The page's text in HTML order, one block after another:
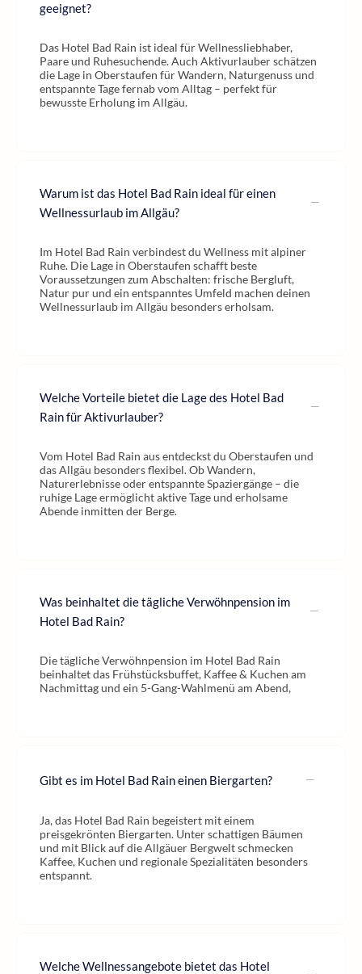
geeignet?
Das Hotel Bad Rain ist ideal für Wellnessliebhaber,
Paare und Ruhesuchende. Auch Aktivurlauber schätzen
die Lage in Oberstaufen für Wandern, Naturgenuss und
entspannte Tage fernab vom Alltag – perfekt für
bewusste Erholung im Allgäu.
Warum ist das Hotel Bad Rain ideal für einen
Wellnessurlaub im Allgäu?
Im Hotel Bad Rain verbindest du Wellness mit alpiner
Ruhe. Die Lage in Oberstaufen schafft beste
Voraussetzungen zum Abschalten: frische Bergluft,
Natur pur und ein entspanntes Umfeld machen deinen
Wellnessurlaub im Allgäu besonders erholsam.
Welche Vorteile bietet die Lage des Hotel Bad
Rain für Aktivurlauber?
Vom Hotel Bad Rain aus entdeckst du Oberstaufen und
das Allgäu besonders flexibel. Ob Wandern,
Naturerlebnisse oder entspannte Spaziergänge – die
ruhige Lage ermöglicht aktive Tage und erholsame
Abende inmitten der Berge.
Was beinhaltet die tägliche Verwöhnpension im
Hotel Bad Rain?
Die tägliche Verwöhnpension im Hotel Bad Rain
beinhaltet das Frühstücksbuffet, Kaffee & Kuchen am
Nachmittag und ein 5-Gang-Wahlmenü am Abend,
Gibt es im Hotel Bad Rain einen Biergarten?
Ja, das Hotel Bad Rain begeistert mit einem
preisgekrönten Biergarten. Unter schattigen Bäumen
und mit Blick auf die Allgäuer Bergwelt schmecken
Kaffee, Kuchen und regionale Spezialitäten besonders
entspannt.
Welche Wellnessangebote bietet das Hotel